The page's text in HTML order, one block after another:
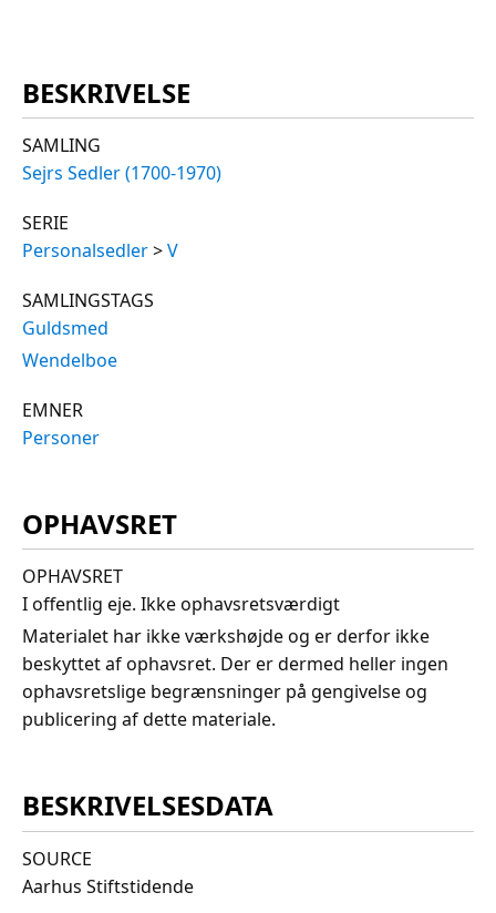
BESKRIVELSE
SAMLING
Sejrs Sedler (1700-1970)
SERIE
Personalsedler>V
SAMLINGSTAGS
Guldsmed
Wendelboe
EMNER
Personer
OPHAVSRET
OPHAVSRET
I offentlig eje. Ikke ophavsretsværdigt
Materialet har ikke værkshøjde og er derfor ikke
beskyttet af ophavsret. Der er dermed heller ingen
ophavsretslige begrænsninger på gengivelse og
publicering af dette materiale.
BESKRIVELSESDATA
SOURCE
Aarhus Stiftstidende